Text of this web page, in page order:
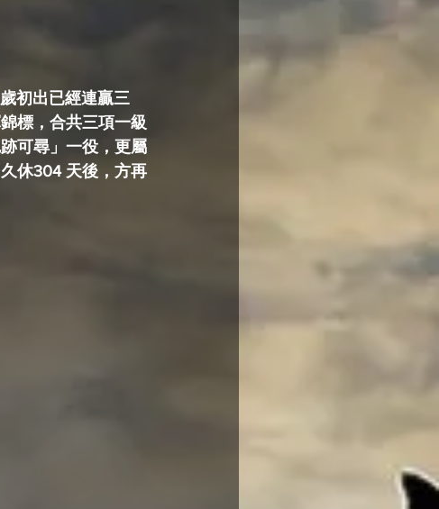
初出已經連贏三
標，合共三項一級
可尋」一役，更屬
休304 天後，方再